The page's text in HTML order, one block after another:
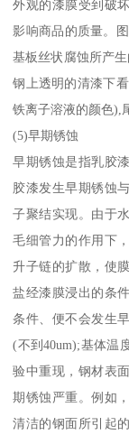
外观的漆膜受到破
影响商品的质量。
基板丝状腐蚀所产
钢上透明的清漆下
铁离子溶液的颜色),
(5)早期锈蚀
早期锈蚀是指乳胶
胶漆发生早期锈蚀
子聚结实现。由于
毛细管力的作用下
升子链的扩散，使
盐经漆膜浸出的条
条件、便不会发生
(不到40um);基体温
验中重现，钢材表
期锈蚀严重。例如
清洁的钢面所引起